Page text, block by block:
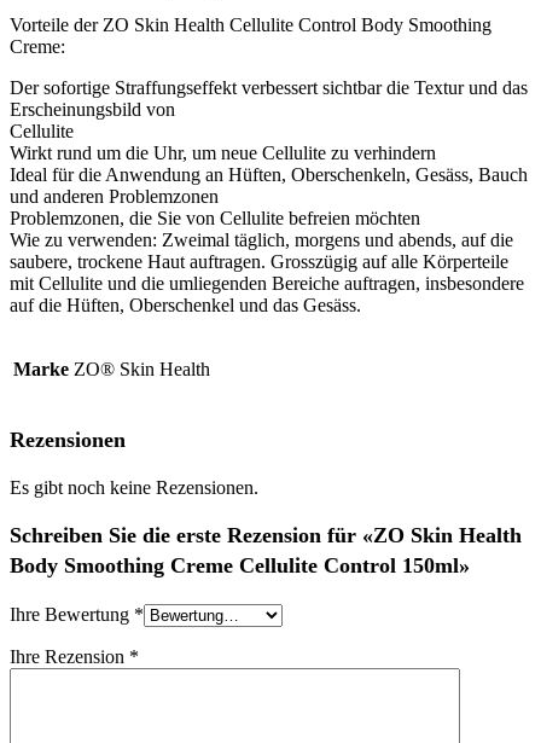
Vorteile der ZO Skin Health Cellulite Control Body Smoothing
Creme:
Der sofortige Straffungseffekt verbessert sichtbar die Textur und das
Erscheinungsbild von
Cellulite
Wirkt rund um die Uhr, um neue Cellulite zu verhindern
Ideal für die Anwendung an Hüften, Oberschenkeln, Gesäss, Bauch
und anderen Problemzonen
Problemzonen, die Sie von Cellulite befreien möchten
Wie zu verwenden: Zweimal täglich, morgens und abends, auf die
saubere, trockene Haut auftragen. Grosszügig auf alle Körperteile
mit Cellulite und die umliegenden Bereiche auftragen, insbesondere
auf die Hüften, Oberschenkel und das Gesäss.
Marke ZO® Skin Health
Rezensionen
Es gibt noch keine Rezensionen.
Schreiben Sie die erste Rezension für «ZO Skin Health
Body Smoothing Creme Cellulite Control 150ml»
Ihre Bewertung *
Ihre Rezension *